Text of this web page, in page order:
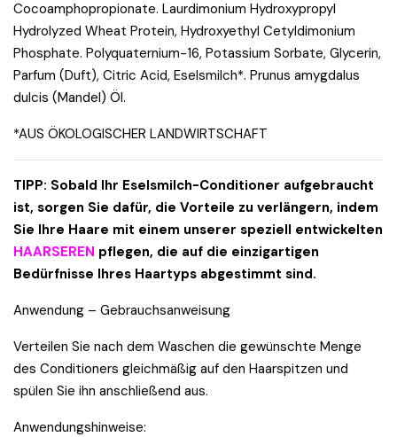
Cocoamphopropionate. Laurdimonium Hydroxypropyl
Hydrolyzed Wheat Protein, Hydroxyethyl Cetyldimonium
Phosphate. Polyquaternium-16, Potassium Sorbate, Glycerin,
Parfum (Duft), Citric Acid, Eselsmilch*. Prunus amygdalus
dulcis (Mandel) Öl.
*AUS ÖKOLOGISCHER LANDWIRTSCHAFT
TIPP: Sobald Ihr Eselsmilch-Conditioner aufgebraucht
ist, sorgen Sie dafür, die Vorteile zu verlängern, indem
Sie Ihre Haare mit einem unserer speziell entwickelten
HAARSEREN pflegen, die auf die einzigartigen
Bedürfnisse Ihres Haartyps abgestimmt sind.
Anwendung – Gebrauchsanweisung
Verteilen Sie nach dem Waschen die gewünschte Menge
des Conditioners gleichmäßig auf den Haarspitzen und
spülen Sie ihn anschließend aus.
Anwendungshinweise: